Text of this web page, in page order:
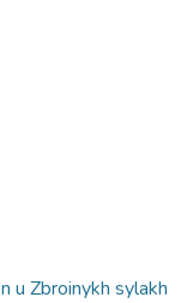
u Zbroinykh sylakh